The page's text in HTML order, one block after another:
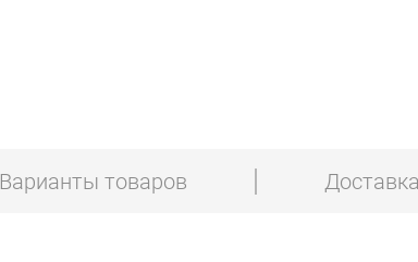
Варианты товаров